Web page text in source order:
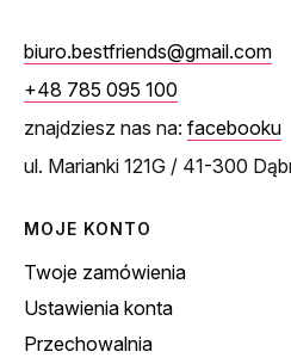
biuro.bestfriends@gmail.com
+48 785 095 100
znajdziesz nas na: facebooku
ul. Marianki 121G / 41-300
MOJE KONTO
Twoje zamówienia
Ustawienia konta
Przechowalnia